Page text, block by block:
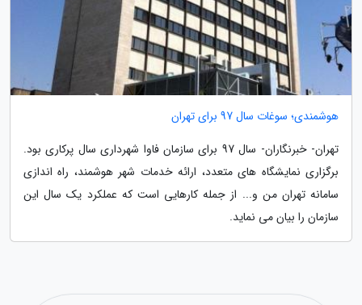
هوشمندی؛ سوغات سال 97 برای تهران
تهران- خبرنگاران- سال 97 برای سازمان فاوا شهرداری سال پرکاری بود.
برگزاری نمایشگاه های متعدد، ارائه خدمات شهر هوشمند، راه اندازی
سامانه تهران من و... از جمله کارهایی است که عملکرد یک سال این
سازمان را بیان می نماید.